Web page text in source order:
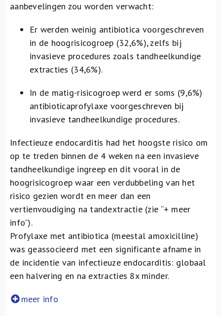
aanbevelingen zou worden verwacht:
Er werden weinig antibiotica voorgeschreven
in de hoogrisicogroep (32,6%), zelfs bij
invasieve procedures zoals tandheelkundige
extracties (34,6%).
In de matig-risicogroep werd er soms (9,6%)
antibioticaprofylaxe voorgeschreven bij
invasieve tandheelkundige procedures.
Infectieuze endocarditis had het hoogste risico om
op te treden binnen de 4 weken na een invasieve
tandheelkundige ingreep en dit vooral in de
hoogrisicogroep waar een verdubbeling van het
risico gezien wordt en meer dan een
vertienvoudiging na tandextractie (zie “+ meer
info”).
Profylaxe met antibiotica (meestal amoxicilline)
was geassocieerd met een significante afname in
de incidentie van infectieuze endocarditis: globaal
een halvering en na extracties 8x minder.
meer info